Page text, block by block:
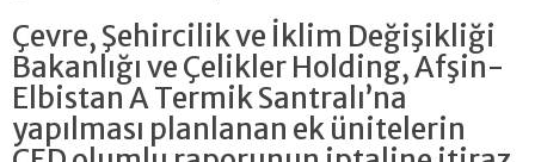
Çevre, Şehircilik ve İklim Değişikliği
Bakanlığı ve Çelikler Holding, Afşin-
Elbistan A Termik Santralı’na
yapılması planlanan ek ünitelerin